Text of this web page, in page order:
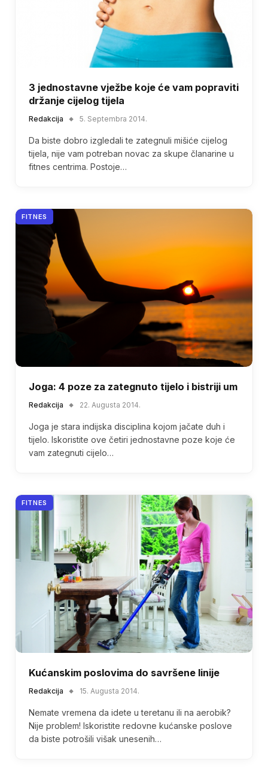
3 jednostavne vježbe koje će vam popraviti
držanje cijelog tijela
Redakcija 5. Septembra 2014.
Da biste dobro izgledali te zategnuli mišiće cijelog
tijela, nije vam potreban novac za skupe članarine u
fitnes centrima. Postoje…
FITNES
Joga: 4 poze za zategnuto tijelo i bistriji um
Redakcija 22. Augusta 2014.
Joga je stara indijska disciplina kojom jačate duh i
tijelo. Iskoristite ove četiri jednostavne poze koje će
vam zategnuti cijelo…
FITNES
Kućanskim poslovima do savršene linije
Redakcija 15. Augusta 2014.
Nemate vremena da idete u teretanu ili na aerobik?
Nije problem! Iskoristite redovne kućanske poslove
da biste potrošili višak unesenih…